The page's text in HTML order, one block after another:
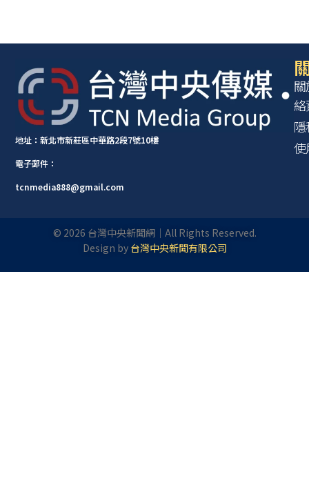
地址：新北市新莊區中華路2段7號10樓
電子郵件：
tcnmedia888@gmail.com
© 2026 台灣中央新聞網｜All Rights Reserved.
Design by 台灣中央新聞有限公司